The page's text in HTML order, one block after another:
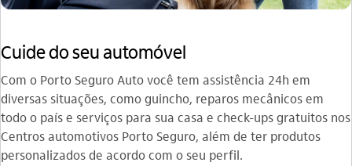
Cuide do seu automóvel
Com o Porto Seguro Auto você tem assistência 24h em
diversas situações, como guincho, reparos mecânicos em
todo o país e serviços para sua casa e check-ups gratuitos nos
Centros automotivos Porto Seguro, além de ter produtos
personalizados de acordo com o seu perfil.